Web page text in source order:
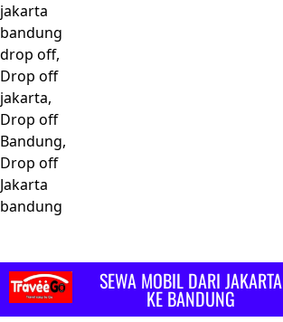
jakarta
bandung
drop off,
Drop off
jakarta,
Drop off
Bandung,
Drop off
Jakarta
bandung
SEWA MOBIL DARI JAKARTA
KE BANDUNG